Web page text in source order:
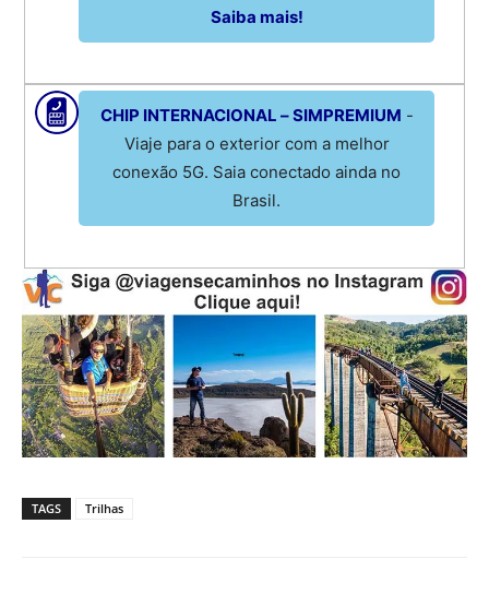
Saiba mais!
CHIP INTERNACIONAL – SIMPREMIUM -
Viaje para o exterior com a melhor
conexão 5G. Saia conectado ainda no
Brasil.
TAGS Trilhas